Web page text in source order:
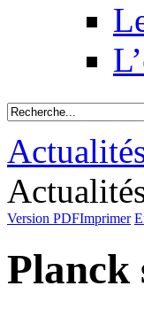
Version PDFImprimer
Planck